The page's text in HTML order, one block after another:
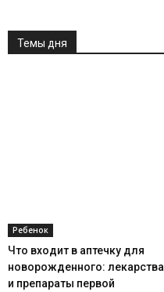
Темы дня
Ребенок
Что входит в аптечку для
новорожденного: лекарства
и препараты первой